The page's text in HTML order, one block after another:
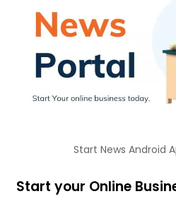
Start News Android
Start your Online